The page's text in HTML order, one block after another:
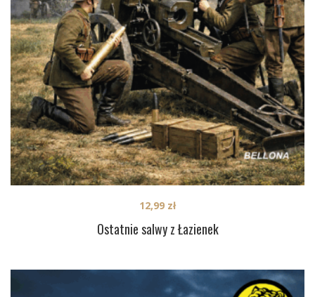
Ostatnie salwy z Łazienek
12,99 zł